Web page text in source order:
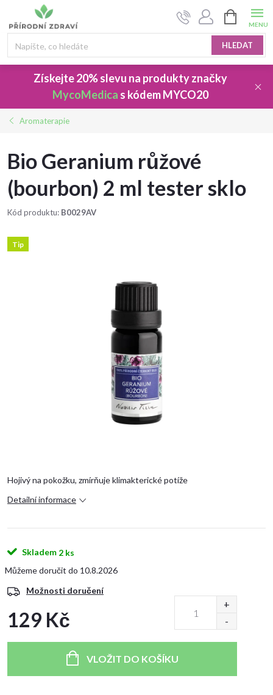
obsah
HLEDAT
KOŠÍK
Získejte 20% slevu na produkty značky
MycoMedica s kódemMYCO20
Aromaterapie
Bio Geranium růžové
(bourbon) 2 ml tester sklo
Kód produktu: B0029AV
Tip
Hojivý na pokožku, zmírňuje klimakterické potíže
Detailní informace
Skladem 2 ks
10.8.2026
Možnosti doručení
129 Kč
VLOŽIT DO KOŠÍKU